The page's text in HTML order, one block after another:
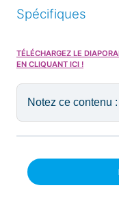
Spécifiques
TÉLÉCHARGEZ LE
EN CLIQUANT ICI !
Notez ce contenu :